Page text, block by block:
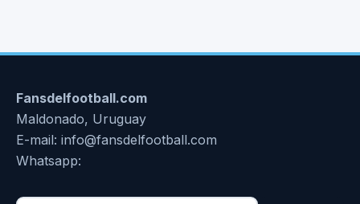
Fansdelfootball.com
Maldonado, Uruguay
E-mail: info@fansdelfootball.com
Whatsapp: